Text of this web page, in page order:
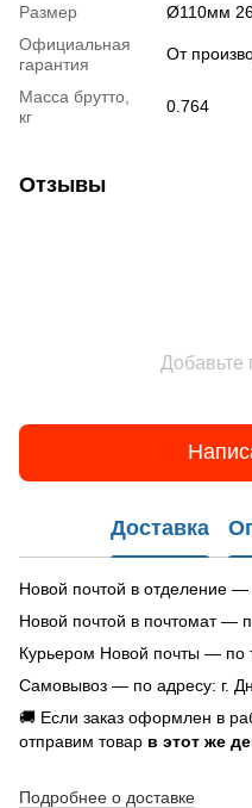
Размер
Ø110мм
Официальная
гарантия
От
Масса брутто,
кг
0.764
Отзывы
Добавьте
Доставка
Новой почтой в отделение
Новой почтой в почтомат —
Курьером Новой почты — по
Самовывоз — по адресу: г.
🚚 Если заказ оформлен в
отправим товар в этот же
Подробнее о доставке